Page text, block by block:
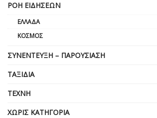
ΡΟΉ ΕΙΔΉΣΕΩΝ
ΕΛΛΆΔΑ
ΚΌΣΜΟΣ
ΣΥΝΈΝΤΕΥΞΗ – ΠΑΡΟΥΣΊΑΣΗ
ΤΑΞΊΔΙΑ
ΤΈΧΝΗ
ΧΩΡΊΣ ΚΑΤΗΓΟΡΊΑ